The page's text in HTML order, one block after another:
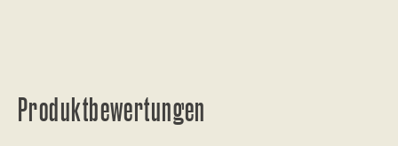
Produktbewertungen